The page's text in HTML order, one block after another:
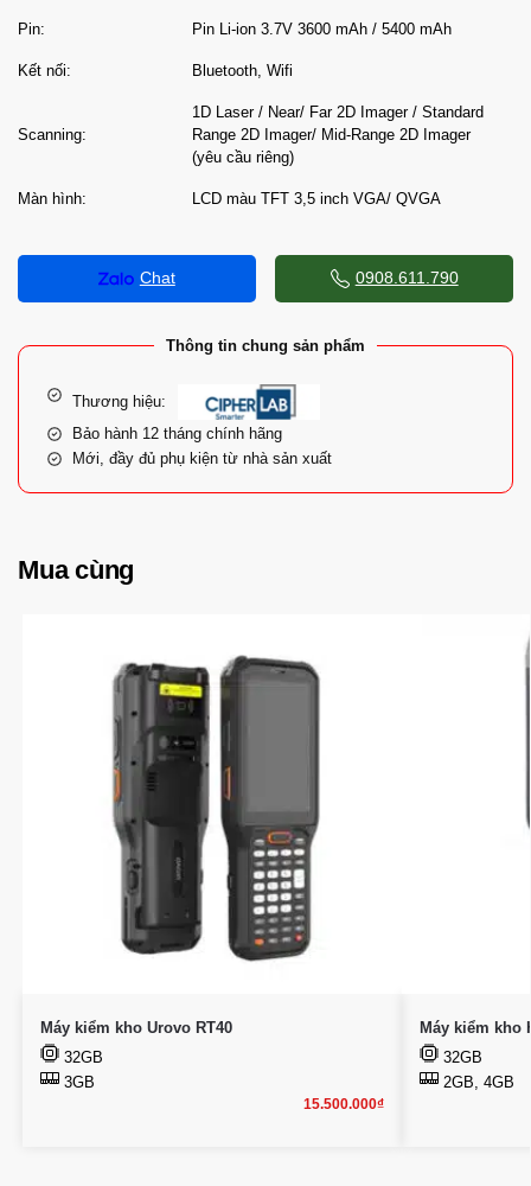
Pin: Pin Li-ion 3.7V 3600 mAh / 5400 mAh
Kết nối: Bluetooth, Wifi
Scanning:
1D Laser / Near/ Far 2D Imager / Standard
Range 2D Imager/ Mid-Range 2D Imager
(yêu cầu riêng)
Màn hình: LCD màu TFT 3,5 inch VGA/ QVGA
Chat 0908.611.790
Thông tin chung sản phẩm
Thương hiệu:
Bảo hành 12 tháng chính hãng
Mới, đầy đủ phụ kiện từ nhà sản xuất
Mua cùng
Máy kiểm kho Urovo RT40
32GB
3GB
15.500.000₫
Máy kiểm kho
32GB
2GB, 4GB